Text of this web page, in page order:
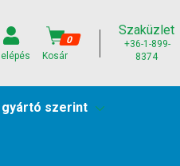
0
Kosár
Szaküzlet
+36-1-899-
8374
szerint